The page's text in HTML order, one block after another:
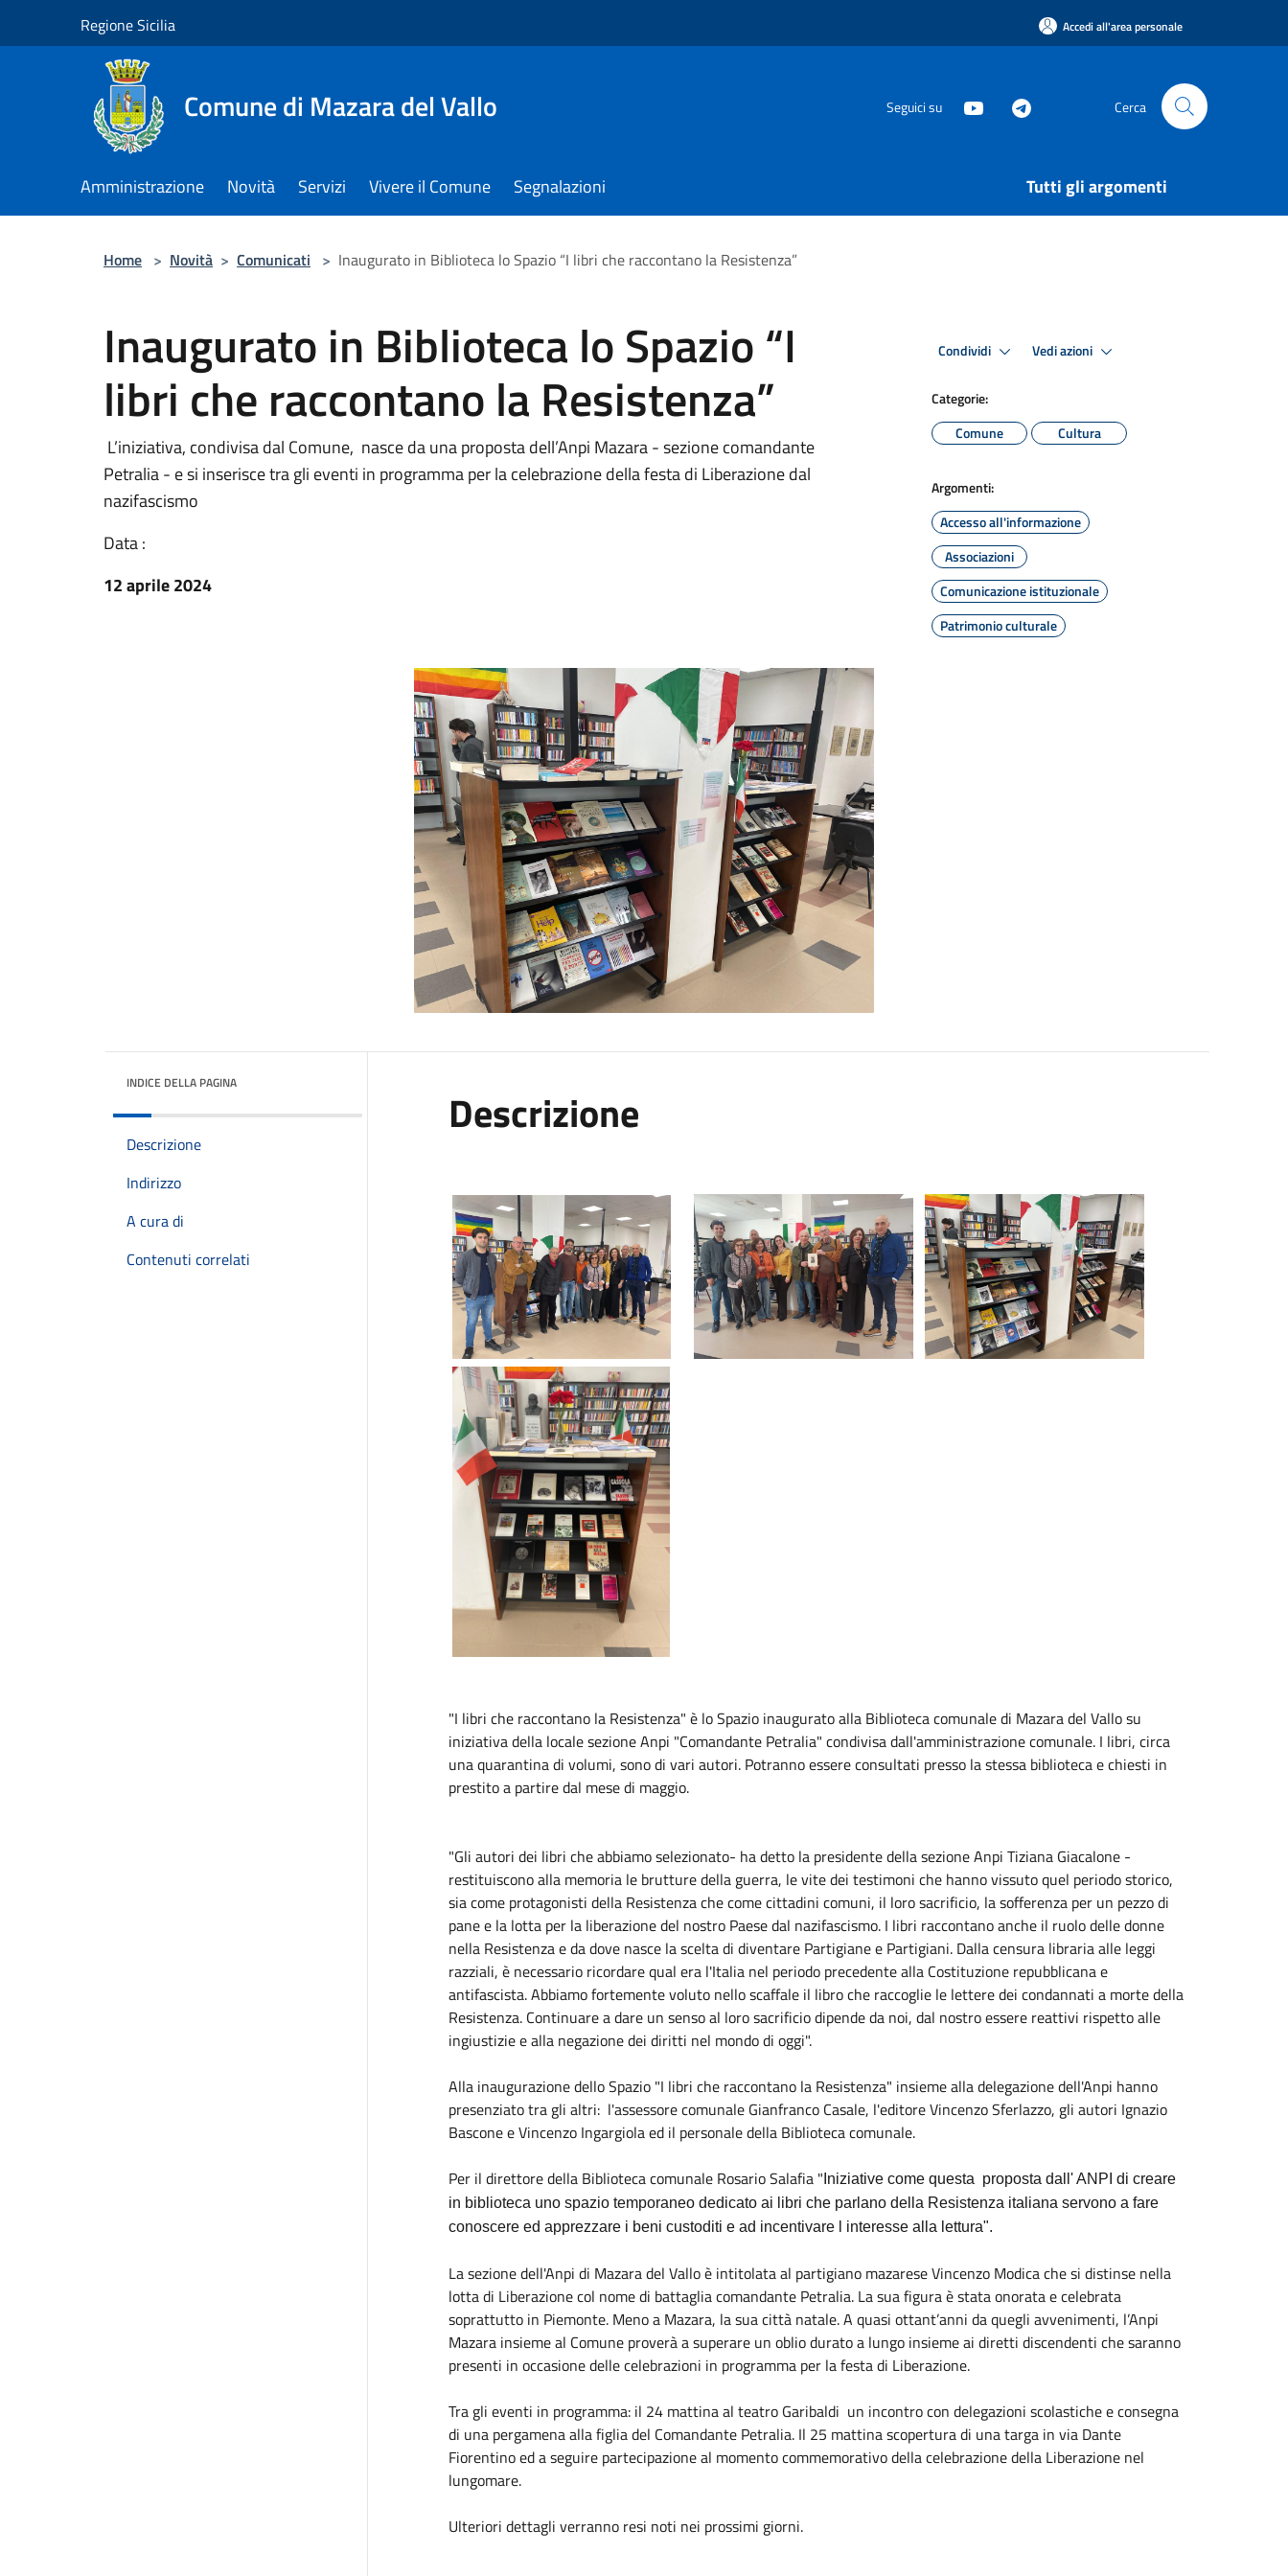
Regione Sicilia Accedi all'area personale
Comune di Mazara del Vallo Seguici su Cerca
Amministrazione Novità Servizi Vivere il Comune Segnalazioni Tutti gli argomenti
Home > Novità > Comunicati > Inaugurato in Biblioteca lo Spazio “I libri che raccontano la Resistenza”
Inaugurato in Biblioteca lo Spazio “I
libri che raccontano la Resistenza”
L’iniziativa, condivisa dal Comune, nasce da una proposta dell’Anpi Mazara - sezione comandante
Petralia - e si inserisce tra gli eventi in programma per la celebrazione della festa di Liberazione dal
nazifascismo
Data :
12 aprile 2024
Condividi Vedi azioni
Categorie:
Comune
Cultura
Argomenti:
Accesso all'informazione
Associazioni
Comunicazione istituzionale
Patrimonio culturale
INDICE DELLA PAGINA
Descrizione
Indirizzo
A cura di
Contenuti correlati
Descrizione
"I libri che raccontano la Resistenza" è lo Spazio inaugurato alla Biblioteca comunale di Mazara del Vallo su
iniziativa della locale sezione Anpi "Comandante Petralia" condivisa dall'amministrazione comunale. I libri, circa
una quarantina di volumi, sono di vari autori. Potranno essere consultati presso la stessa biblioteca e chiesti in
prestito a partire dal mese di maggio.
"Gli autori dei libri che abbiamo selezionato- ha detto la presidente della sezione Anpi Tiziana Giacalone -
restituiscono alla memoria le brutture della guerra, le vite dei testimoni che hanno vissuto quel periodo storico,
sia come protagonisti della Resistenza che come cittadini comuni, il loro sacrificio, la sofferenza per un pezzo di
pane e la lotta per la liberazione del nostro Paese dal nazifascismo. I libri raccontano anche il ruolo delle donne
nella Resistenza e da dove nasce la scelta di diventare Partigiane e Partigiani. Dalla censura libraria alle leggi
razziali, è necessario ricordare qual era l'Italia nel periodo precedente alla Costituzione repubblicana e
antifascista. Abbiamo fortemente voluto nello scaffale il libro che raccoglie le lettere dei condannati a morte della
Resistenza. Continuare a dare un senso al loro sacrificio dipende da noi, dal nostro essere reattivi rispetto alle
ingiustizie e alla negazione dei diritti nel mondo di oggi".
Alla inaugurazione dello Spazio "I libri che raccontano la Resistenza" insieme alla delegazione dell'Anpi hanno
presenziato tra gli altri: l'assessore comunale Gianfranco Casale, l'editore Vincenzo Sferlazzo, gli autori Ignazio
Bascone e Vincenzo Ingargiola ed il personale della Biblioteca comunale.
Per il direttore della Biblioteca comunale Rosario Salafia " Iniziative come questa proposta dall' ANPI di creare
in biblioteca uno spazio temporaneo dedicato ai libri che parlano della Resistenza italiana servono a fare
conoscere ed apprezzare i beni custoditi e ad incentivare l interesse alla lettura".
La sezione dell'Anpi di Mazara del Vallo è intitolata al partigiano mazarese Vincenzo Modica che si distinse nella
lotta di Liberazione col nome di battaglia comandante Petralia. La sua figura è stata onorata e celebrata
soprattutto in Piemonte. Meno a Mazara, la sua città natale. A quasi ottant’anni da quegli avvenimenti, l’Anpi
Mazara insieme al Comune proverà a superare un oblio durato a lungo insieme ai diretti discendenti che saranno
presenti in occasione delle celebrazioni in programma per la festa di Liberazione.
Tra gli eventi in programma: il 24 mattina al teatro Garibaldi un incontro con delegazioni scolastiche e consegna
di una pergamena alla figlia del Comandante Petralia. Il 25 mattina scopertura di una targa in via Dante
Fiorentino ed a seguire partecipazione al momento commemorativo della celebrazione della Liberazione nel
lungomare.
Ulteriori dettagli verranno resi noti nei prossimi giorni.